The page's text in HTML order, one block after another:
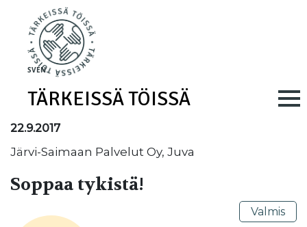
Skip to main content
SVEN
TÄRKEISSÄ TÖISSÄ Main
22.9.2017
Järvi-Saimaan Palvelut Oy, Juva
Soppaa tykistä!
Valmis